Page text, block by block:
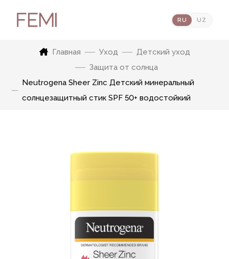
RU UZ
Главная Уход
Детский уход
Защита от солнца
Neutrogena Sheer Zinc Детский минеральный
солнцезащитный стик SPF 50+ водостойкий